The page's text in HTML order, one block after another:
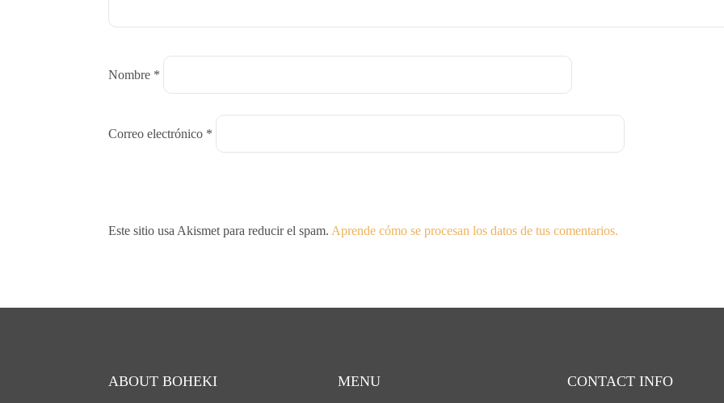
Nombre *
Correo electrónico *
Este sitio usa Akismet para reducir el spam. Aprende cómo se procesan los datos de tus comentarios.
ABOUT BOHEKI MENU CONTACT INFO